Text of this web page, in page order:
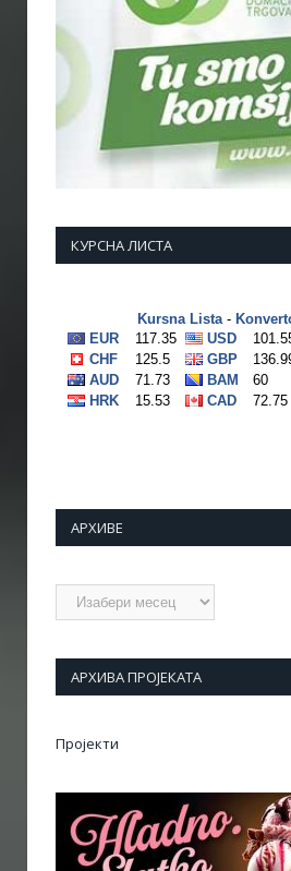
КУРСНА ЛИСТА
АРХИВЕ
Архиве
АРХИВА ПРОЈЕКАТА
Пројекти